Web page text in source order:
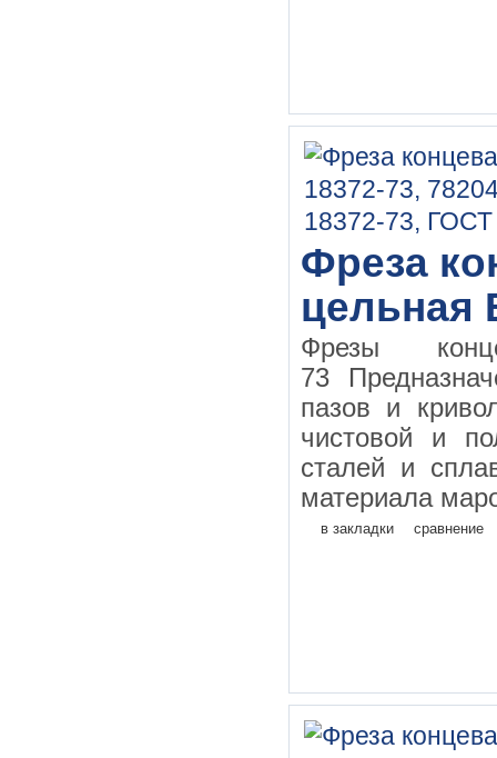
Фреза
цельная
Фрезы
73
пазов и
чистовой и
сталей и
материала
в закладки сравнение